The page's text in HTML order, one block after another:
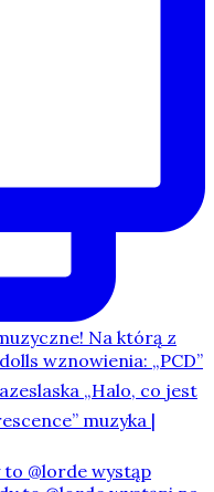
@lorde wystąp